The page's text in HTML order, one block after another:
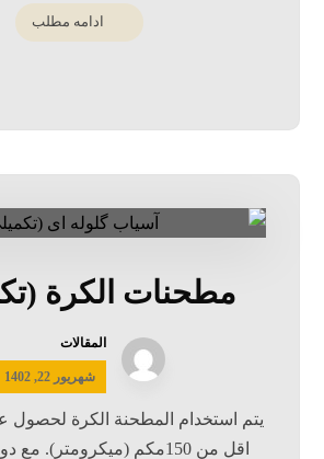
ادامه مطلب
مطحنات الكرة
المقالات
شهریور 22, 1402
يتم استخدام المطحنة الكرة لحصول
اقل من 150مكم (ميكرومتر).